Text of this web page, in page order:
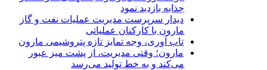
چذابه بازدید نمود
دیدار سرپرست مدیریت عملیات نفت و گاز
مارون با کارکنان عملیاتی
تاب آوری، وجه تمایز تازه پتروشیمی مارون
مارون؛ وقتی مدیریت، از پشت میز عبور
می‌کند و به خط تولید می‌رسد